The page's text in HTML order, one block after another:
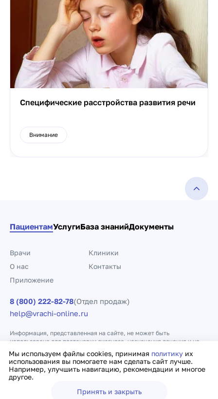
Специфические расстройства развития речи
Внимание
Мы используем файлы cookies, принимая политику их
использования вы помогаете нам сделать сайт лучше.
Например, улучшить навигацию, рекомендации и многое
другое.
Принять и закрыть
ПациентамУслугиБаза знанийДокументы
Врачи
Клиники
О нас
Контакты
Приложение
8 (800) 222-82-78(Отдел продаж)
help@vrachi-online.ru
Информация, представленная на сайте, не может быть
использована для постановки диагноза, назначения лечения и не
заменяет прием врача.
Политика конфиденциальности Договор оферты